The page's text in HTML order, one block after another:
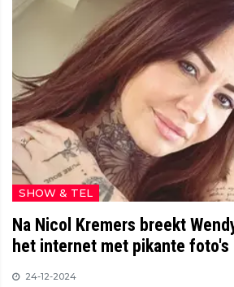
SHOW & TEL
Na Nicol Kremers breekt
het internet met pikante foto's
24-12-2024